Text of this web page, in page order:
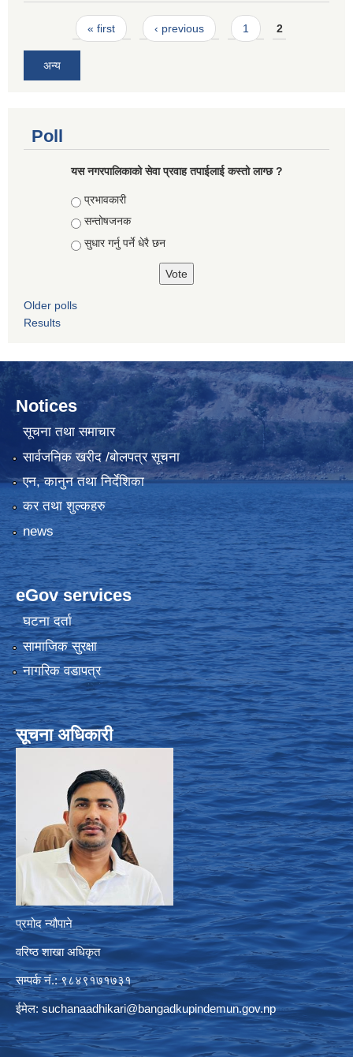
Pages« first ‹ previous 1 2
अन्य
Poll
यस नगरपालिकाको सेवा प्रवाह तपाईलाई कस्तो लाग्छ ?
Choices
प्रभावकारी
सन्तोषजनक
सुधार गर्नु पर्ने धेरै छन
Older polls
Results
Notices
सूचना तथा समाचार
सार्वजनिक खरीद /बोलपत्र सूचना
एन, कानुन तथा निर्देशिका
कर तथा शुल्कहरु
news
eGov services
घटना दर्ता
सामाजिक सुरक्षा
नागरिक वडापत्र
सूचना अधिकारी
प्रमोद न्यौपाने
वरिष्ठ शाखा अधिकृत
सम्पर्क नं.: ९८४९१७१७३१
ईमेल: suchanaadhikari@bangadkupindemun.gov.np